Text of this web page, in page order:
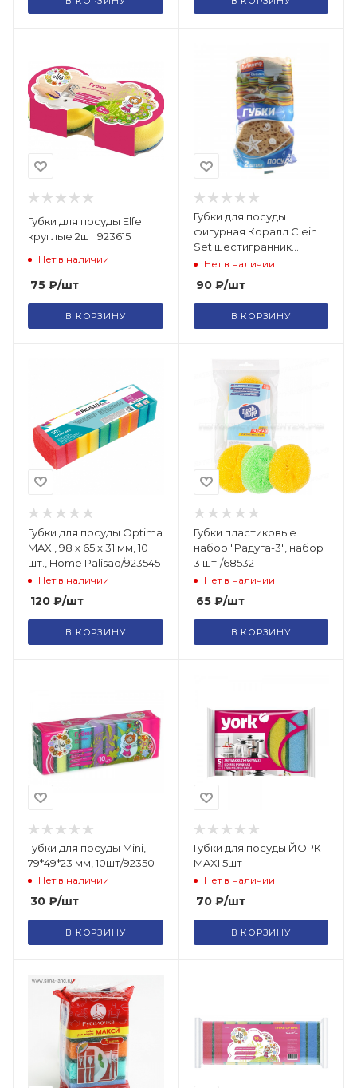
Губки для посуды Elfe
круглые 2шт 923615
Нет в наличии
75 ₽/шт
В КОРЗИНУ
Губки для посуды
фигурная Коралл Clein
Set шестигранник
2шт.*1/20 (5095) 5095
Нет в наличии
90₽/шт
В КОРЗИНУ
Губки для посуды Optima
MAXI, 98 x 65 x 31 мм, 10
шт., Home Palisad/923545
Нет в наличии
120 ₽/шт
В КОРЗИНУ
Губки пластиковые
набор "Радуга-3", набор
3 шт./68532
Нет в наличии
65₽/шт
В КОРЗИНУ
Губки для посуды Mini,
79*49*23 мм, 10шт/92350
Нет в наличии
30 ₽/шт
В КОРЗИНУ
Губки для посуды ЙОРК
MAXI 5шт
Нет в наличии
70₽/шт
В КОРЗИНУ